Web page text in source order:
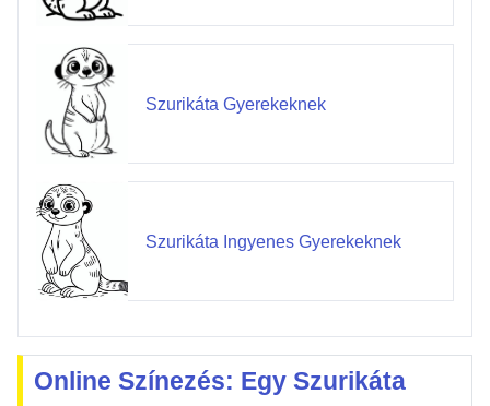
Szurikáta Gyerekeknek
Szurikáta Ingyenes Gyerekeknek
Online Színezés: Egy Szurikáta